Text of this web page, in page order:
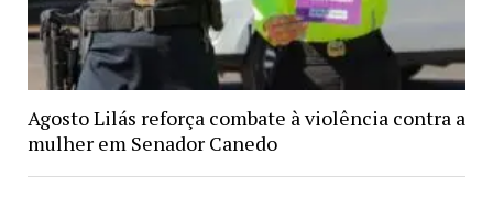
Agosto Lilás reforça combate à violência contra a
mulher em Senador Canedo